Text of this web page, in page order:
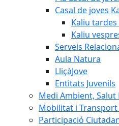
Casal de joves
Kaliu tardes
Kaliu
Serveis
Aula Natura
LliçàJove
Entitats Juvenils
Medi Ambient, Salut
Mobilitat i Transport
Participació